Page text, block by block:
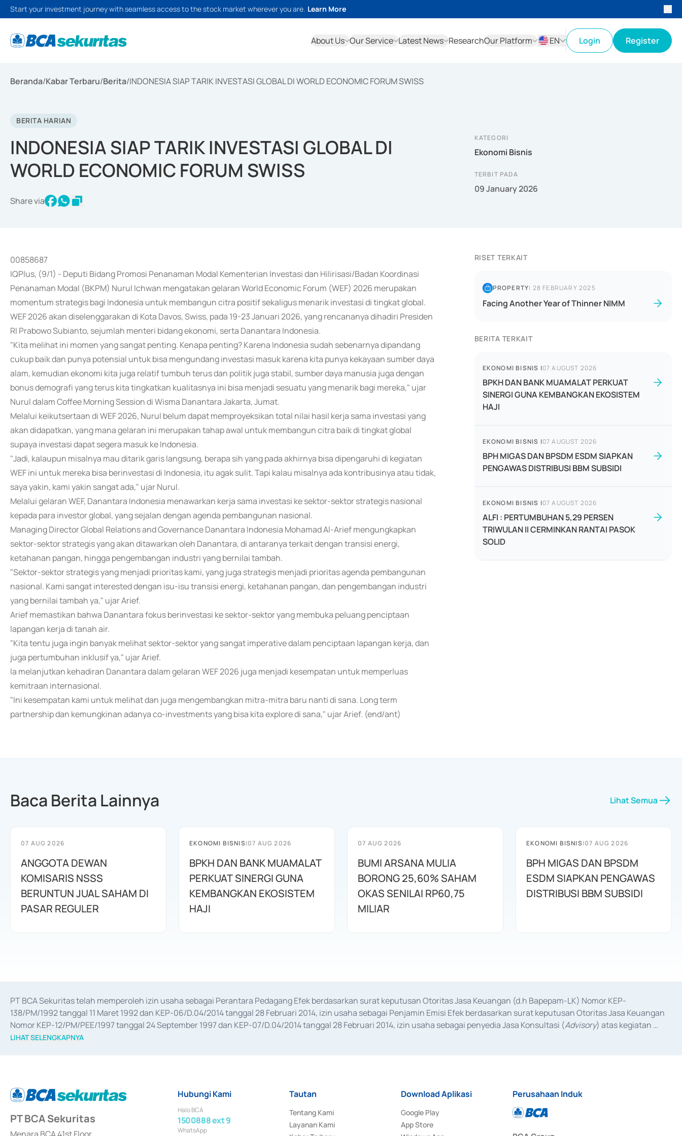
Start your investment journey with seamless access to the stock market wherever you are. Learn More
About Us Our Service Latest News ResearchOur Platform
EN
Login Register
Beranda/Kabar Terbaru/Berita/INDONESIA SIAP TARIK INVESTASI GLOBAL DI WORLD ECONOMIC FORUM SWISS
BERITA HARIAN
INDONESIA SIAP TARIK INVESTASI GLOBAL DI
WORLD ECONOMIC FORUM SWISS
Share via
KATEGORI
Ekonomi Bisnis
TERBIT PADA
09 January 2026
00858687
IQPlus, (9/1) - Deputi Bidang Promosi Penanaman Modal Kementerian Investasi dan Hilirisasi/Badan Koordinasi
Penanaman Modal (BKPM) Nurul Ichwan mengatakan gelaran World Economic Forum (WEF) 2026 merupakan
momentum strategis bagi Indonesia untuk membangun citra positif sekaligus menarik investasi di tingkat global.
WEF 2026 akan diselenggarakan di Kota Davos, Swiss, pada 19-23 Januari 2026, yang rencananya dihadiri Presiden
RI Prabowo Subianto, sejumlah menteri bidang ekonomi, serta Danantara Indonesia.
"Kita melihat ini momen yang sangat penting. Kenapa penting? Karena Indonesia sudah sebenarnya dipandang
cukup baik dan punya potensial untuk bisa mengundang investasi masuk karena kita punya kekayaan sumber daya
alam, kemudian ekonomi kita juga relatif tumbuh terus dan politik juga stabil, sumber daya manusia juga dengan
bonus demografi yang terus kita tingkatkan kualitasnya ini bisa menjadi sesuatu yang menarik bagi mereka," ujar
Nurul dalam Coffee Morning Session di Wisma Danantara Jakarta, Jumat.
Melalui keikutsertaan di WEF 2026, Nurul belum dapat memproyeksikan total nilai hasil kerja sama investasi yang
akan didapatkan, yang mana gelaran ini merupakan tahap awal untuk membangun citra baik di tingkat global
supaya investasi dapat segera masuk ke Indonesia.
"Jadi, kalaupun misalnya mau ditarik garis langsung, berapa sih yang pada akhirnya bisa dipengaruhi di kegiatan
WEF ini untuk mereka bisa berinvestasi di Indonesia, itu agak sulit. Tapi kalau misalnya ada kontribusinya atau tidak,
saya yakin, kami yakin sangat ada," ujar Nurul.
Melalui gelaran WEF, Danantara Indonesia menawarkan kerja sama investasi ke sektor-sektor strategis nasional
kepada para investor global, yang sejalan dengan agenda pembangunan nasional.
Managing Director Global Relations and Governance Danantara Indonesia Mohamad Al-Arief mengungkapkan
sektor-sektor strategis yang akan ditawarkan oleh Danantara, di antaranya terkait dengan transisi energi,
ketahanan pangan, hingga pengembangan industri yang bernilai tambah.
"Sektor-sektor strategis yang menjadi prioritas kami, yang juga strategis menjadi prioritas agenda pembangunan
nasional. Kami sangat interested dengan isu-isu transisi energi, ketahanan pangan, dan pengembangan industri
yang bernilai tambah ya," ujar Arief.
Arief memastikan bahwa Danantara fokus berinvestasi ke sektor-sektor yang membuka peluang penciptaan
lapangan kerja di tanah air.
"Kita tentu juga ingin banyak melihat sektor-sektor yang sangat imperative dalam penciptaan lapangan kerja, dan
juga pertumbuhan inklusif ya," ujar Arief.
Ia melanjutkan kehadiran Danantara dalam gelaran WEF 2026 juga menjadi kesempatan untuk memperluas
kemitraan internasional.
"Ini kesempatan kami untuk melihat dan juga mengembangkan mitra-mitra baru nanti di sana. Long term
partnership dan kemungkinan adanya co-investments yang bisa kita explore di sana," ujar Arief. (end/ant)
RISET TERKAIT
PROPERTY| 28 FEBRUARY 2025
Facing Another Year of Thinner NIMM
BERITA TERKAIT
EKONOMI BISNIS |07 AUGUST 2026
BPKH DAN BANK MUAMALAT PERKUAT
SINERGI GUNA KEMBANGKAN EKOSISTEM
HAJI
EKONOMI BISNIS |07 AUGUST 2026
BPH MIGAS DAN BPSDM ESDM SIAPKAN
PENGAWAS DISTRIBUSI BBM SUBSIDI
EKONOMI BISNIS |07 AUGUST 2026
ALFI : PERTUMBUHAN 5,29 PERSEN
TRIWULAN II CERMINKAN RANTAI PASOK
SOLID
Baca Berita Lainnya Lihat Semua
07 AUG 2026
ANGGOTA DEWAN
KOMISARIS NSSS
BERUNTUN JUAL SAHAM DI
PASAR REGULER
EKONOMI BISNIS|07 AUG 2026
BPKH DAN BANK MUAMALAT
PERKUAT SINERGI GUNA
KEMBANGKAN EKOSISTEM
HAJI
07 AUG 2026
BUMI ARSANA MULIA
BORONG 25,60% SAHAM
OKAS SENILAI RP60,75
MILIAR
EKONOMI BISNIS|07 AUG 2026
BPH MIGAS DAN BPSDM
ESDM SIAPKAN PENGAWAS
DISTRIBUSI BBM SUBSIDI
PT BCA Sekuritas telah memperoleh izin usaha sebagai Perantara Pedagang Efek berdasarkan surat keputusan Otoritas Jasa Keuangan (d.h Bapepam-LK) Nomor KEP-
138/PM/1992 tanggal 11 Maret 1992 dan KEP-06/D.04/2014 tanggal 28 Februari 2014, izin usaha sebagai Penjamin Emisi Efek berdasarkan surat keputusan Otoritas Jasa Keuangan
Nomor KEP-12/PM/PEE/1997 tanggal 24 September 1997 dan KEP-07/D.04/2014 tanggal 28 Februari 2014, izin usaha sebagai penyedia Jasa Konsultasi (Advisory) atas kegiatan
merger, akuisisi, divestasi, dan
LIHAT SELENGKAPNYA
PT BCA Sekuritas
Hubungi Kami
Halo BCA
1500888 ext 9
WhatsApp
Tautan
Tentang Kami
Layanan Kami
Download Aplikasi
Google Play
App Store
Perusahaan Induk